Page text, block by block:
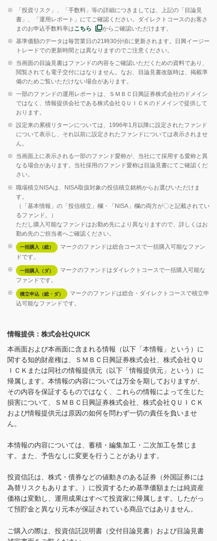
※
「投資リスク」、「手数料」等の詳細につきましては、上記の「目論見
書」、「運用レポート」にてご確認ください。ダイレクトコースのお客さ
まのお申込手数料率はこちら
からご確認いただけます。
※ 基準価額のデータは毎営業日の21時30分頃に更新されます。日興イージー
トレードでの更新時間とは異なりますのでご注意ください。
※ 当画面の目論見書はファンドの内容をご確認いただくための資料であり、
閲覧されても電子交付にはなりません。なお、目論見書改版時は、掲載準
備のためご覧いただけない場合があります。
※ 一部のファンドの運用レポートは、ＳＭＢＣ日興証券株式会社のドメイン
ではなく、情報提供会社である株式会社ＱＵＩＣＫのドメインで提供して
おります。
※ 設定来の累積リターンについては、1996年1月以降に設定されたファンド
について表示し、それ以前に設定されたファンドについては表示されませ
ん。
※ 当画面上に表示される一部のファンド愛称が、当社にて採用する愛称と異
なる場合があります。当社採用のファンド愛称は目論見書にてご確認くだ
さい。
※ 職場積立NISAは、NISA取扱対象の投信積立銘柄からお選びいただけま
す。
（「基本情報」の「投信積立」欄・「NISA」欄の両方が〇と記載されてい
るファンド。）
ただし購入可能なファンドはお勤め先により異なりますので、詳しくはお
勤め先のご担当者へご確認ください。
※
一括購入（総）
マークのファンドは総合コースで一括購入可能なファン
ドです。
※
一括購入（ダ）
マークのファンドはダイレクトコースで一括購入可能な
ファンドです。
※
積立申込（総・ダ）
マークのファンドは総合・ダイレクトコースで積立申
込可能なファンドです。
情報提供：株式会社QUICK
本画面および本画面に含まれる情報（以下「本情報」という）に
関する知的財産権は、ＳＭＢＣ日興証券株式会社、株式会社ＱＵ
ＩＣＫまたは同社の情報提供元（以下「情報提供元」という）に
帰属します。本情報の内容については万全を期しておりますが、
その内容を保証するものではなく、これらの情報によって生じた
損害について、ＳＭＢＣ日興証券株式会社、株式会社ＱＵＩＣＫ
および情報提供元は原因の如何を問わず一切の責任を負いませ
ん。
本情報の内容については、蓄積・編集加工・二次加工を禁じま
す。また、予告なしに変更を行うことがあります。
投資信託は、株式・債券などの値動きのある証券（外国証券には
為替リスクもあります。）に投資するため基準価額または純資産
価格は変動し、運用成果はすべて投資家に帰属します。したがっ
て預貯金と異なり元本が保証されている商品ではありません。
ご購入の際は、投資信託説明書（交付目論見書）および目論見書